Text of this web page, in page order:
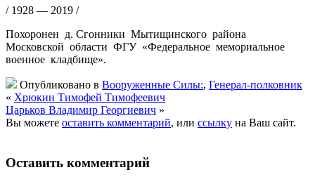
/ 1928 — 2019 /
Похоронен д. Сгонники Мытищинского района
Московской области ФГУ «Федеральное мемориальное
военное кладбище».
Опубликовано в Вооруженные Силы:, Генерал-полковник
« Хрюкин Тимофей Тимофеевич
Царьков Владимир Георгиевич »
Вы можете оставить комментарий, или ссылку на Ваш сайт.
Оставить комментарий